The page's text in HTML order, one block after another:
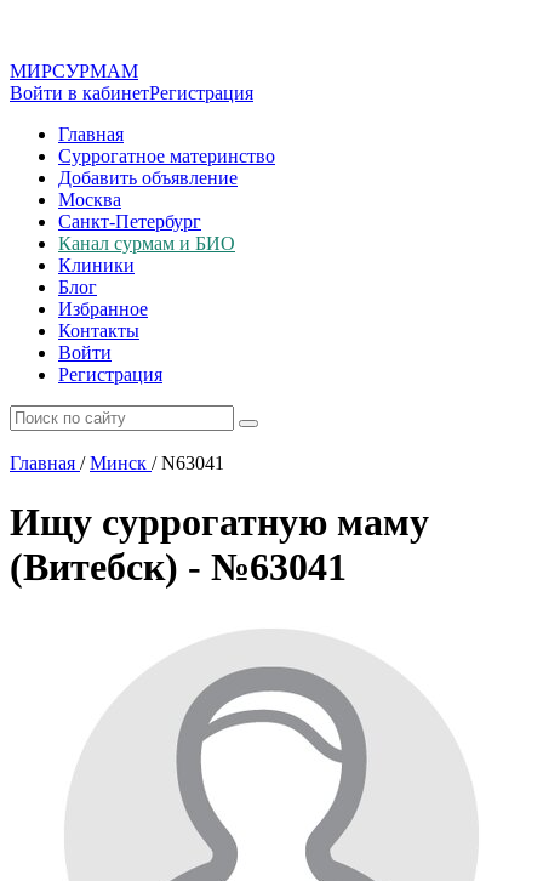
МИРСУРМАМ
Войти в кабинетРегистрация
Главная
Суррогатное материнство
Добавить объявление
Москва
Санкт-Петербург
Канал сурмам и БИО
Клиники
Блог
Избранное
Контакты
Войти
Регистрация
Главная / Минск /N63041
Ищу суррогатную маму
(Витебск) - №63041